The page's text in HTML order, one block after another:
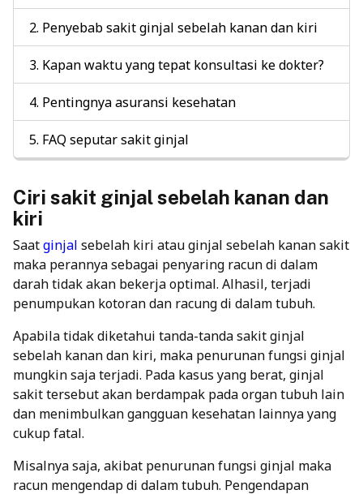
Penyebab sakit ginjal sebelah kanan dan kiri
Kapan waktu yang tepat konsultasi ke dokter?
Pentingnya asuransi kesehatan
FAQ seputar sakit ginjal
Ciri sakit ginjal sebelah kanan dan
kiri
Saatginjal sebelah kiri atau ginjal sebelah kanan sakit
maka perannya sebagai penyaring racun di dalam
darah tidak akan bekerja optimal. Alhasil, terjadi
penumpukan kotoran dan racung di dalam tubuh.
Apabila tidak diketahui tanda-tanda sakit ginjal
sebelah kanan dan kiri, maka penurunan fungsi ginjal
mungkin saja terjadi. Pada kasus yang berat, ginjal
sakit tersebut akan berdampak pada organ tubuh lain
dan menimbulkan gangguan kesehatan lainnya yang
cukup fatal.
Misalnya saja, akibat penurunan fungsi ginjal maka
racun mengendap di dalam tubuh. Pengendapan